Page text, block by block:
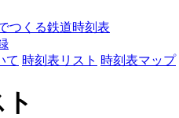
つくる鉄道時刻表
て 時刻表リスト 時刻表マップ